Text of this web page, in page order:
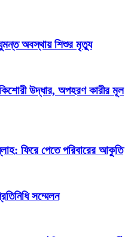
অবস্থায় শিশুর মৃত্যু
উদ্ধার, অপহরণ কারীর মূল
ফিরে পেতে পরিবারের আকুতি
সম্মেলন